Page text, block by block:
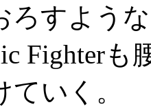
ろすよう
Fighter
いく。